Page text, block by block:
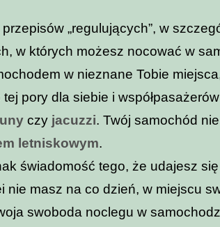
„regulujących”, w
w których możesz nocować w
w nieznane Tobie
tej pory dla siebie i
czy jacuzzi. Twój samochód
letniskowym.
świadomość tego, że udajesz
nie masz na co dzień, w miejscu
swoboda noclegu w